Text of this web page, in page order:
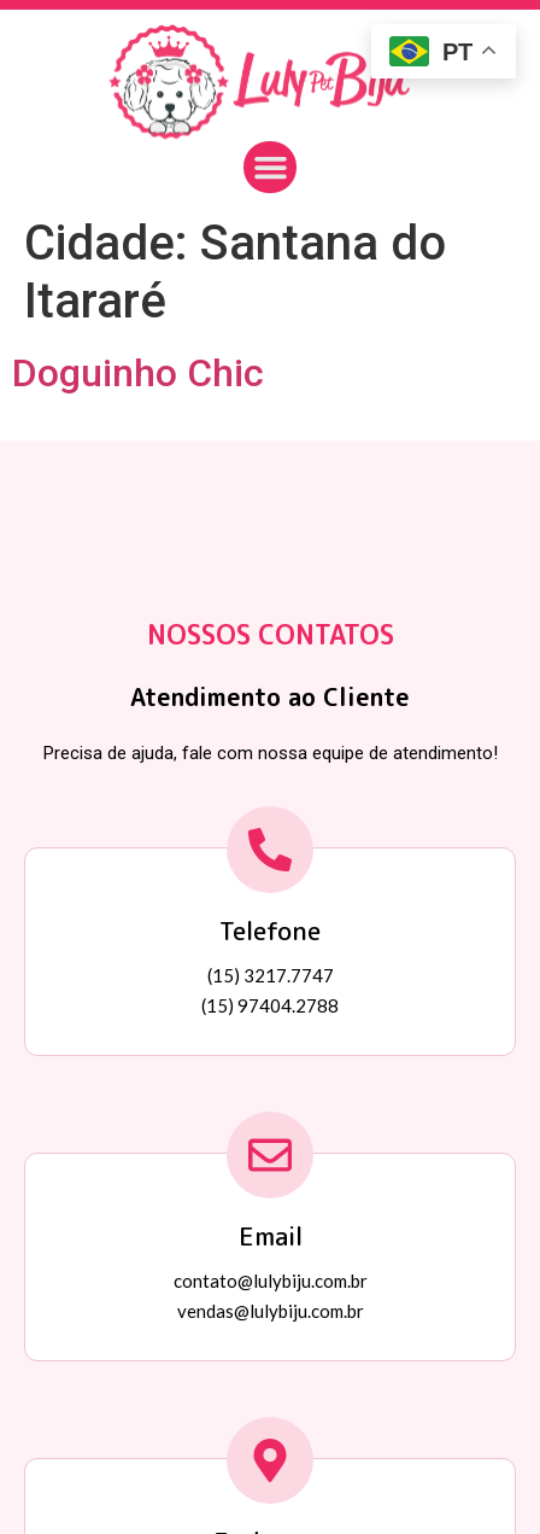
Cidade: Santana do
Itararé
Doguinho Chic
NOSSOS CONTATOS
Atendimento ao Cliente
Precisa de ajuda, fale com nossa equipe de atendimento!
Telefone
(15) 3217.7747
(15) 97404.2788
Email
contato@lulybiju.com.br
vendas@lulybiju.com.br
PT